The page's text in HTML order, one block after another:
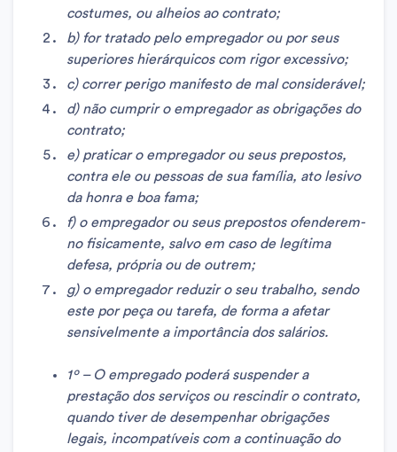
costumes, ou alheios ao contrato;
b) for tratado pelo empregador ou por seus
superiores hierárquicos com rigor excessivo;
c) correr perigo manifesto de mal considerável;
d) não cumprir o empregador as obrigações do
contrato;
e) praticar o empregador ou seus prepostos,
contra ele ou pessoas de sua família, ato lesivo
da honra e boa fama;
f) o empregador ou seus prepostos ofenderem-
no fisicamente, salvo em caso de legítima
defesa, própria ou de outrem;
g) o empregador reduzir o seu trabalho, sendo
este por peça ou tarefa, de forma a afetar
sensivelmente a importância dos salários.
1º – O empregado poderá suspender a
prestação dos serviços ou rescindir o contrato,
quando tiver de desempenhar obrigações
legais, incompatíveis com a continuação do